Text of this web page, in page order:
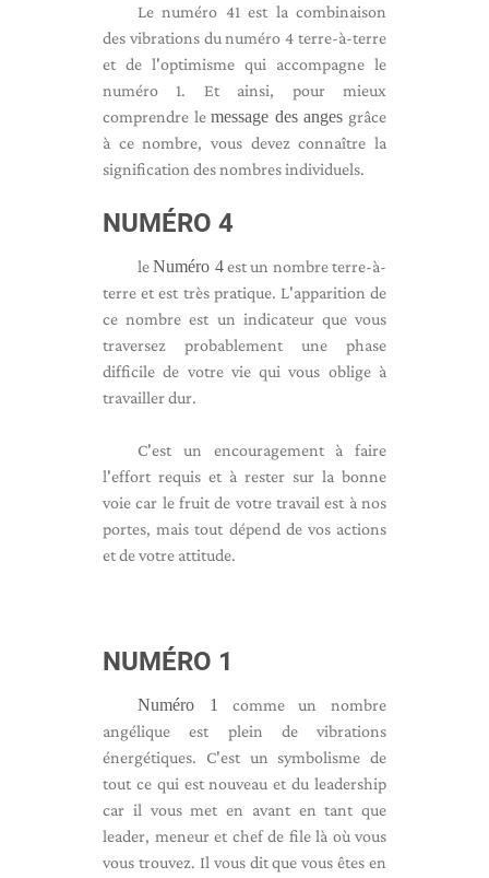
Le numéro 41 est la combinaison
des vibrations du numéro 4 terre-à-terre
et de l'optimisme qui accompagne le
numéro 1. Et ainsi, pour mieux
comprendre lemessage des anges grâce
à ce nombre, vous devez connaître la
signification des nombres individuels.
NUMÉRO 4
leNuméro 4est un nombre terre-à-
terre et est très pratique. L'apparition de
ce nombre est un indicateur que vous
traversez probablement une phase
difficile de votre vie qui vous oblige à
travailler dur.
C'est un encouragement à faire
l'effort requis et à rester sur la bonne
voie car le fruit de votre travail est à nos
portes, mais tout dépend de vos actions
et de votre attitude.
NUMÉRO 1
Numéro 1
comme un nombre
angélique est plein de vibrations
énergétiques. C'est un symbolisme de
tout ce qui est nouveau et du leadership
car il vous met en avant en tant que
leader, meneur et chef de file là où vous
vous trouvez. Il vous dit que vous êtes en